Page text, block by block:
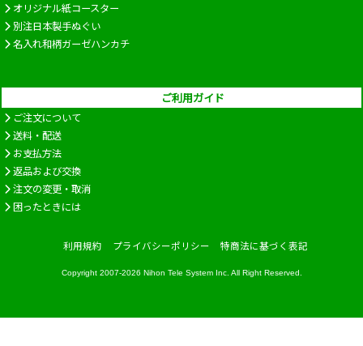
オリジナル紙コースター
別注日本製手ぬぐい
名入れ和柄ガーゼハンカチ
ご利用ガイド
ご注文について
送料・配送
お支払方法
返品および交換
注文の変更・取消
困ったときには
利用規約 プライバシーポリシー 特商法に基づく表記
Copyright 2007-2026 Nihon Tele System Inc. All Right Reserved.